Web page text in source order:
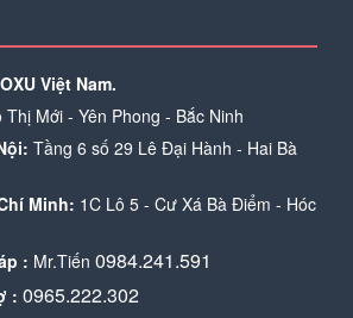
Việt Nam.
Thị Mới - Yên Phong - Bắc Ninh
Tầng 6 số 29 Lê Đại Hành - Hai Bà
Minh: 1C Lô 5 - Cư Xá Bà Điểm - Hóc
: Mr.Tiến 0984.241.591
: 0965.222.302